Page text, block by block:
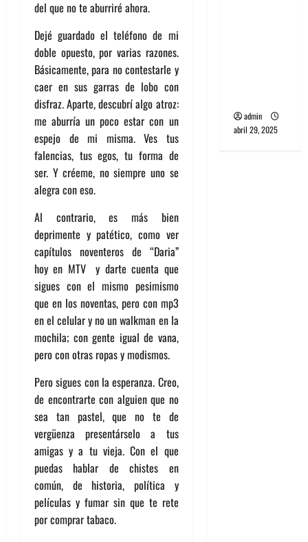
del que no te aburriré ahora.
Dejé guardado el teléfono de mi
doble opuesto, por varias razones.
Básicamente, para no contestarle y
caer en sus garras de lobo con
disfraz. Aparte, descubrí algo atroz:
me aburría un poco estar con un
espejo de mi misma. Ves tus
falencias, tus egos, tu forma de
ser. Y créeme, no siempre uno se
alegra con eso.
Al contrario, es más bien
deprimente y patético, como ver
capítulos noventeros de “Daria”
hoy en MTV y darte cuenta que
sigues con el mismo pesimismo
que en los noventas, pero con mp3
en el celular y no un walkman en la
mochila; con gente igual de vana,
pero con otras ropas y modismos.
Pero sigues con la esperanza. Creo,
de encontrarte con alguien que no
sea tan pastel, que no te de
vergüenza presentárselo a tus
amigas y a tu vieja. Con el que
puedas hablar de chistes en
común, de historia, política y
películas y fumar sin que te rete
por comprar tabaco.
admin
abril 29, 2025